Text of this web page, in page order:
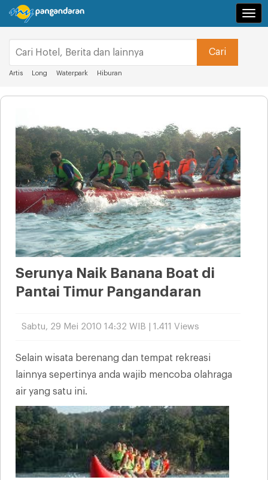
Artis Long Waterpark Hiburan
Serunya Naik Banana Boat di
Pantai Timur Pangandaran
Sabtu, 29 Mei 2010 14:32 WIB | 1.411 Views
Selain wisata berenang dan tempat rekreasi
lainnya sepertinya anda wajib mencoba olahraga
air yang satu ini.